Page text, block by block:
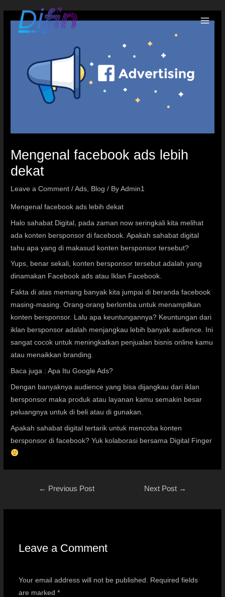
Mengenal facebook ads lebih
dekat
Leave a Comment /Ads, Blog / ByAdmin1
Mengenal facebook ads lebih dekat
Halo sahabat Digital, pada zaman now seringkali kita melihat
ada konten bersponsor di facebook. Apakah sahabat digital
tahu apa yang di makasud konten bersponsor tersebut?
Yups, benar sekali, konten bersponsor tersebut adalah yang
dinamakan Facebook ads atau Iklan Facebook.
Fakta di atas memang banyak kita jumpai di berandafacebook
masing-masing. Orang-orang berlomba untuk menampilkan
konten bersponsor. Lalu apa keuntungannya? Keuntungan dari
iklan bersponsor adalah menjangkau lebih banyak audience. Ini
sangat cocok untuk meningkatkan penjualan bisnis online kamu
atau menaikkan branding.
Baca juga :Apa Itu Google Ads?
Dengan banyaknya audience yang bisa dijangkau dari iklan
bersponsor maka produk atau layanan kamu semakin besar
peluangnya untuk di beli atau di gunakan.
Apakah sahabat digital tertarik untuk mencoba konten
bersponsor di facebook? Yuk kolaborasi bersama Digital Finger
← Previous Post Next Post →
Leave a Comment
Your email address will not be published.
Required fields
are marked *